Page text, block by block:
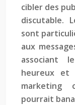
cibler des
discutable.
sont
aux
associant
heureux et
marketing
pourrait